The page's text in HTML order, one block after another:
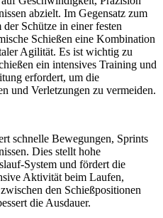
abzielt. Im Gegensatz zum
Schütze in einer festen
Schießen eine Kombination
Agilität. Es ist wichtig zu
ein intensives Training und
erfordert, um die
und Verletzungen zu vermeiden.
schnelle Bewegungen, Sprints
Dies stellt hohe
System und fördert die
Aktivität beim Laufen,
den Schießpositionen
die Ausdauer.